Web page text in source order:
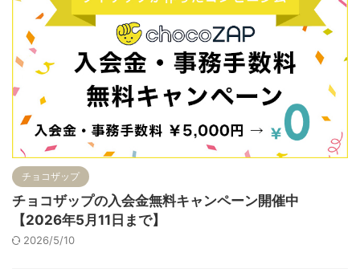
チョコザップ
チョコザップの入会金無料キャンペーン開催中
【2026年5月11日まで】
2026/5/10